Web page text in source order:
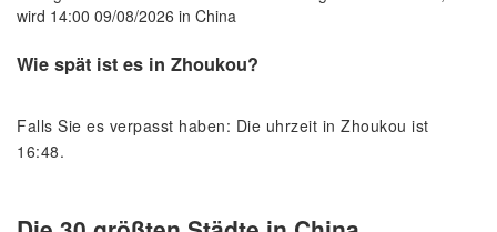
wird 14:00 09/08/2026 in China
Wie spät ist es in Zhoukou?
Falls Sie es verpasst haben: Die uhrzeit in Zhoukou ist
16:48.